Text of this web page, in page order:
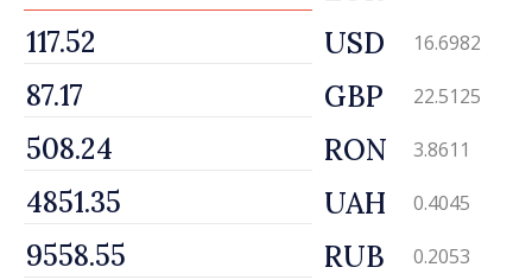
USD 16.6982
GBP 22.5125
RON 3.8611
UAH 0.4045
RUB 0.2053